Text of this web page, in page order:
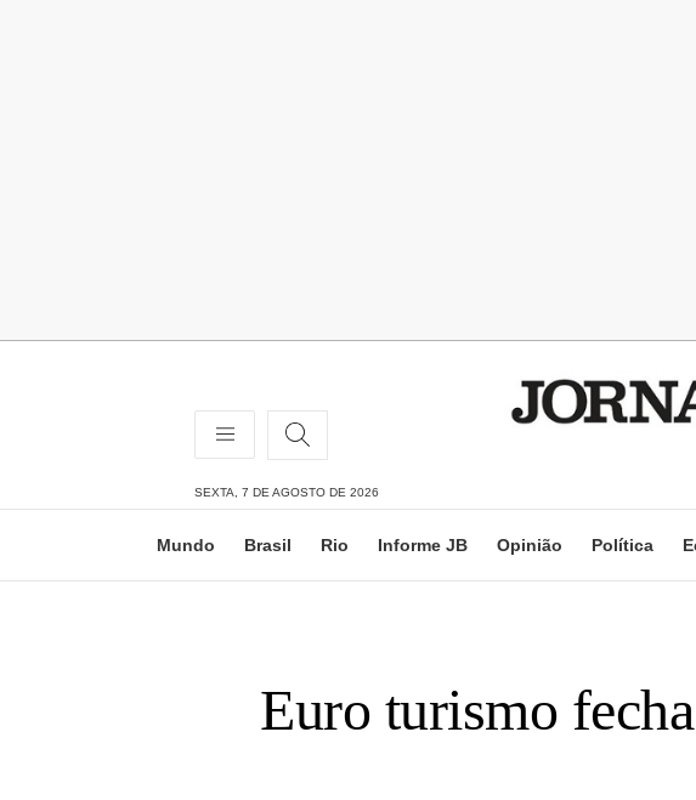
SEXTA, 7 DE AGOSTO DE 2026
Mundo Brasil Rio Informe JB Opinião Política
Euro turismo